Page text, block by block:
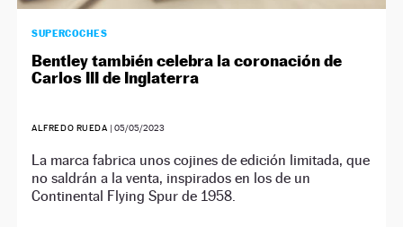
SUPERCOCHES
Bentley también celebra la coronación de
Carlos III de Inglaterra
ALFREDO RUEDA |05/05/2023
La marca fabrica unos cojines de edición limitada, que
no saldrán a la venta, inspirados en los de un
Continental Flying Spur de 1958.